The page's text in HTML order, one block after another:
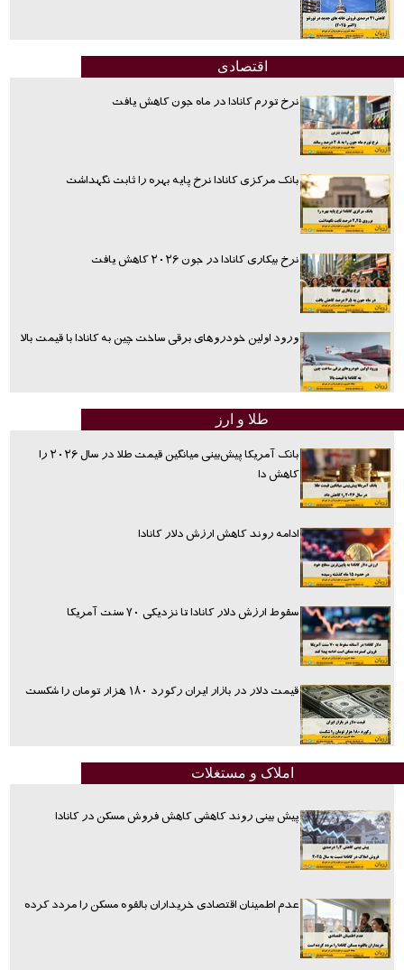
اقتصادی
نرخ تورم کانادا در ماه جون کاهش یافت
بانک مرکزی کانادا نرخ پایه بهره را ثابت نگهداشت
نرخ بیکاری کانادا در جون ۲۰۲۶ کاهش یافت
ورود اولین خودروهای برقی ساخت چین به کانادا با قیمت بالا
طلا و ارز
بانک آمریکا پیش‌بینی میانگین قیمت طلا در سال ۲۰۲۶ را
کاهش دا
ادامه روند کاهش ارزش دلار کانادا
سقوط ارزش دلار کانادا تا نزدیکی ۷۰ سنت آمریکا
قیمت دلار در بازار ایران رکورد ۱۸۰ هزار تومان را شکست
املاک و مستغلات
پیش بینی روند کاهشی کاهش فروش مسکن در کانادا
عدم اطمینان اقتصادی خریداران بالقوه مسکن را مردد کرده